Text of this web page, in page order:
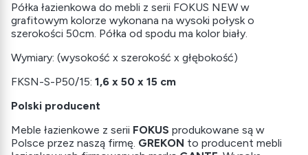
Półka łazienkowa do mebli z serii FOKUS NEW w
grafitowym kolorze wykonana na wysoki połysk o
szerokości 50cm. Półka od spodu ma kolor biały.
Wymiary: (wysokość x szerokość x głębokość)
FKSN-S-P50/15: 1,6 x 50 x 15 cm
Polski producent
Meble łazienkowe z serii FOKUS produkowane są w
Polsce przez naszą firmę. GREKON to producent mebli